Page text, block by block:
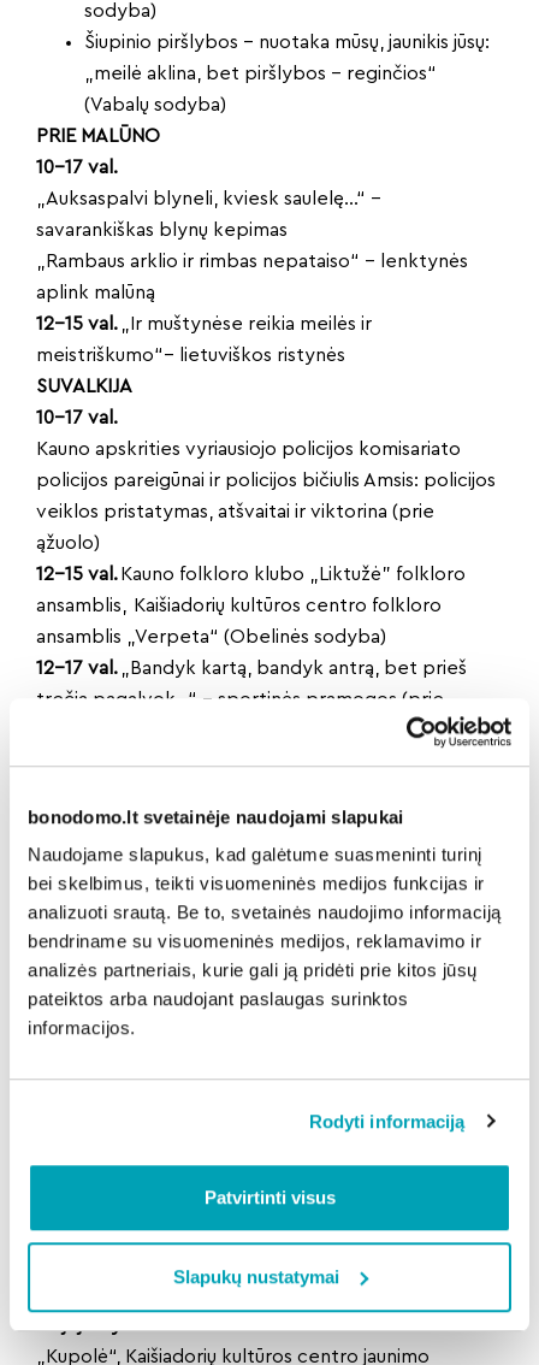
bonodomo.lt svetainėje naudojami slapukai
Naudojame slapukus, kad galėtume suasmeninti turinį
bei skelbimus, teikti visuomeninės medijos funkcijas ir
analizuoti srautą. Be to, svetainės naudojimo informaciją
bendriname su visuomeninės medijos, reklamavimo ir
analizės partneriais, kurie gali ją pridėti prie kitos jūsų
pateiktos arba naudojant paslaugas surinktos
informacijos.
Rodyti informaciją
Patvirtinti visus
Slapukų nustatymai
sodyba)
Šiupinio piršlybos – nuotaka mūsų, jaunikis jūsų:
„meilė aklina, bet piršlybos – reginčios“
(Vabalų sodyba)
PRIE MALŪNO
10–17 val.
„Auksaspalvi blyneli, kviesk saulelę…“ –
savarankiškas blynų kepimas
„Rambaus arklio ir rimbas nepataiso“ – lenktynės
aplink malūną
12–15 val. „Ir muštynėse reikia meilės ir
meistriškumo“– lietuviškos ristynės
SUVALKIJA
10–17 val.
Kauno apskrities vyriausiojo policijos komisariato
policijos pareigūnai ir policijos bičiulis Amsis: policijos
veiklos pristatymas, atšvaitai ir viktorina (prie
ąžuolo)
12–15 val. Kauno folkloro klubo „Liktužė” folkloro
ansamblis, Kaišiadorių kultūros centro folkloro
ansamblis „Verpeta“ (Obelinės sodyba)
12–17 val. „Bandyk kartą, bandyk antrą, bet prieš
trečią pagalvok…“ – sportinės pramogos (prie
PRAMOGOS SU ARKLIAIS
Pasivažinėjimas arklių traukiamomis rogėmis
(pradžios taškas – drevinis bitynas)
Jodinėjimas arkliais (Dirgalio sodyba, Žemaitija)
PRIE MORĖS
14.30–15.30Kaukėtų persirengėlių ir ansamblių
eitynės nuo Žemaitijos link Morės su kviesliu-
muzikantu ir „jaunųjų pora“ priešakyje
15.30–16.00
Lašininio ir Kanapinio kova, „Protingas prie ugnies
nelaimių, žiemos ir tamsos simboliui!
Loreta Sungailienė
ŠOK Į RATĄ LINKSMA DUŠIA, KAD SURASTUM ANTRĄ
PUSĘ
tautiška kapelija „Sutaras“ (Miestelio aikštė)
„Kupolė“, Kaišiadorių kultūros centro jaunimo